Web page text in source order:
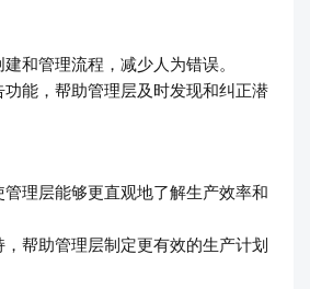
和管理流程，减少人为错误。
能，帮助管理层及时发现和纠正潜
理层能够更直观地了解生产效率和
帮助管理层制定更有效的生产计划